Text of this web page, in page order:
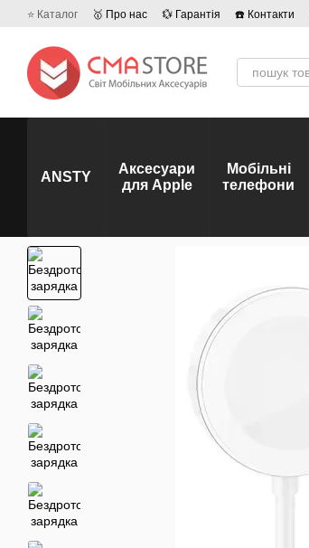
Перейти до основного контенту
⭐ Каталог 🥇 Про нас 💱 Гарантія ☎️ Контакти
ANSTY
Аксесуари
для Apple
Мобільні
телефони